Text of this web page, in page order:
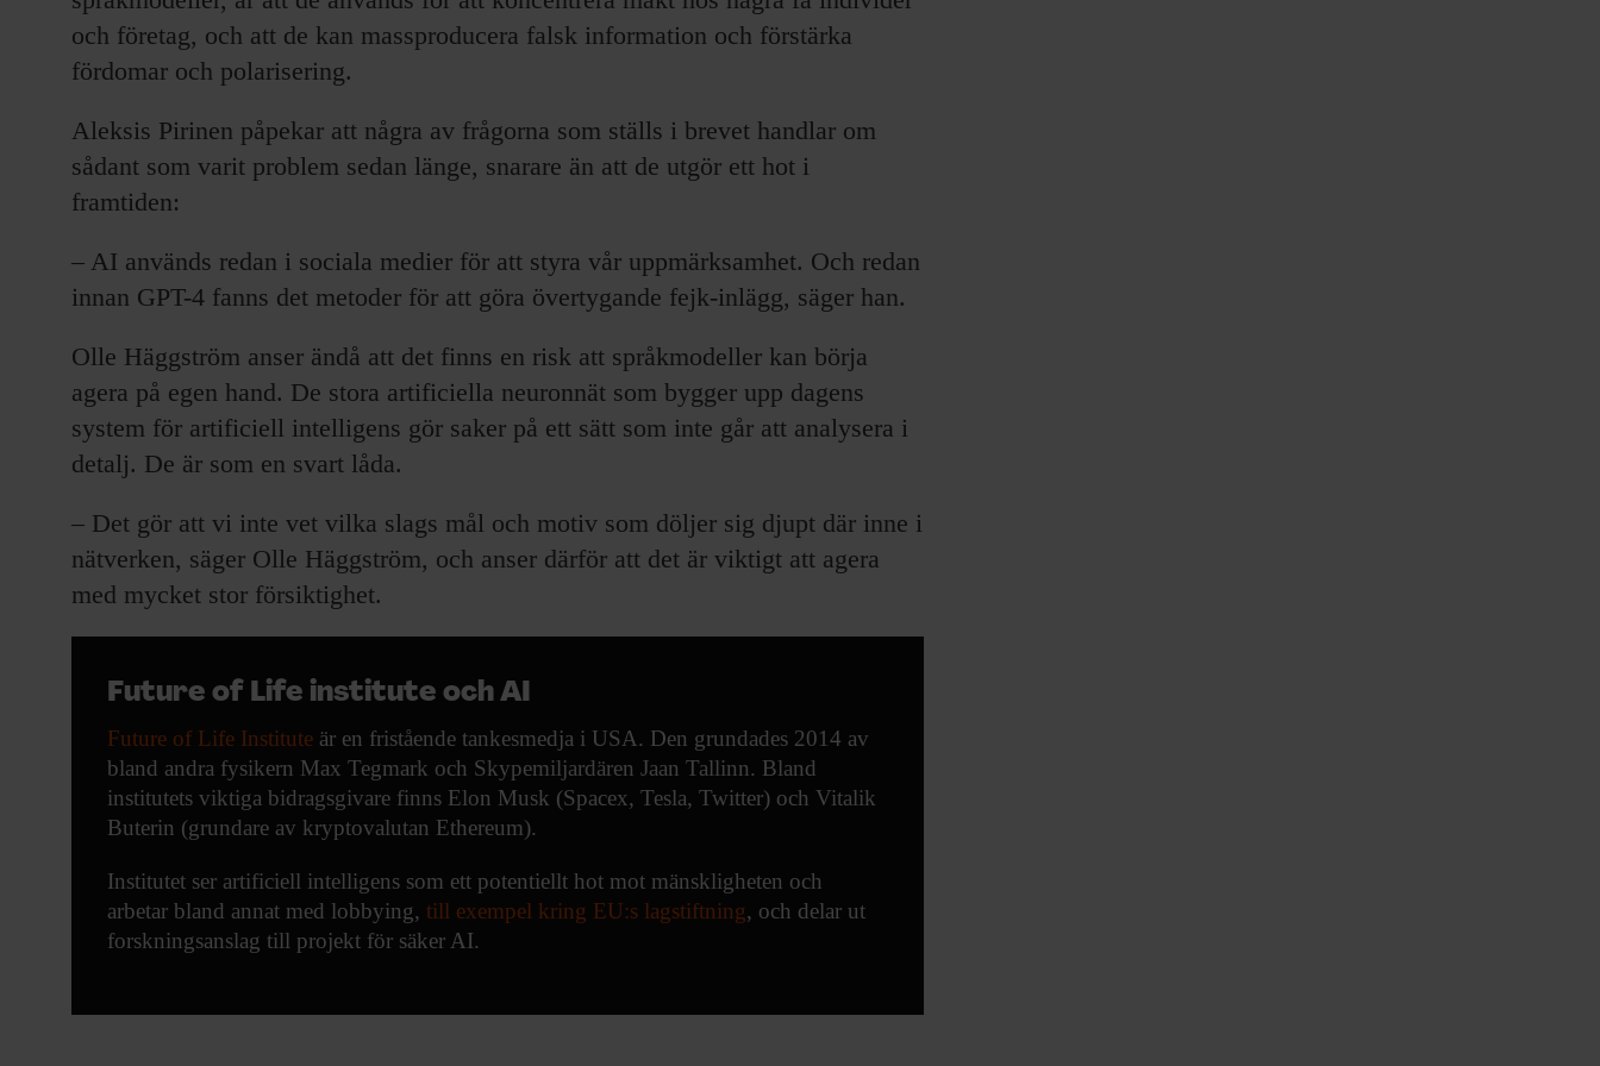
och företag, och att de kan massproducera falsk information och förstärka
fördomar och polarisering.
Aleksis Pirinen påpekar att några av frågorna som ställs i brevet handlar om
sådant som varit problem sedan länge, snarare än att de utgör ett hot i
framtiden:
– AI används redan i sociala medier för att styra vår uppmärksamhet. Och redan
innan GPT-4 fanns det metoder för att göra övertygande fejk-inlägg, säger han.
Olle Häggström anser ändå att det finns en risk att språkmodeller kan börja
agera på egen hand. De stora artificiella neuronnät som bygger upp dagens
system för artificiell intelligens gör saker på ett sätt som inte går att analysera i
detalj. De är som en svart låda.
– Det gör att vi inte vet vilka slags mål och motiv som döljer sig djupt där inne i
nätverken, säger Olle Häggström, och anser därför att det är viktigt att agera
med mycket stor försiktighet.
Future of Life institute och AI
Future of Life Institute är en fristående tankesmedja i USA. Den grundades 2014 av
bland andra fysikern Max Tegmark och Skypemiljardären Jaan Tallinn. Bland
institutets viktiga bidragsgivare finns Elon Musk (Spacex, Tesla, Twitter) och Vitalik
Buterin (grundare av kryptovalutan Ethereum).
Institutet ser artificiell intelligens som ett potentiellt hot mot mänskligheten och
arbetar bland annat med lobbying, till exempel kring EU:s lagstiftning, och delar ut
forskningsanslag till projekt för säker AI.